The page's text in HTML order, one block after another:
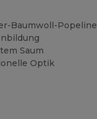
Baumwoll-Popeline
Saum
Optik